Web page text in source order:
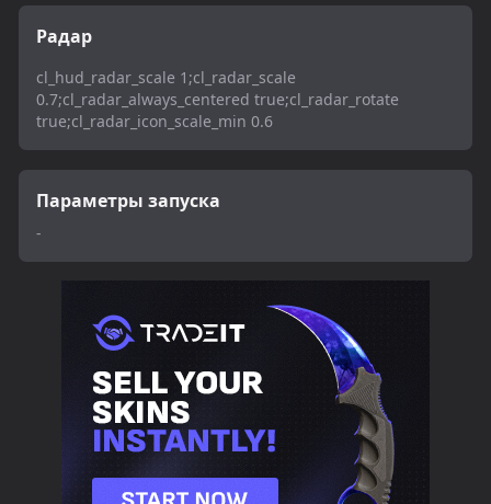
Радар
cl_hud_radar_scale 1;cl_radar_scale
0.7;cl_radar_always_centered true;cl_radar_rotate
true;cl_radar_icon_scale_min 0.6
Параметры запуска
-